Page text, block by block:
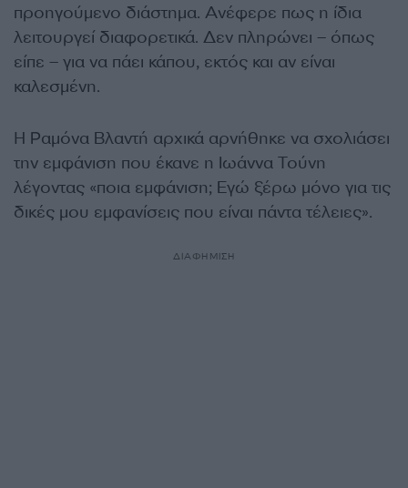
προηγούμενο διάστημα. Ανέφερε πως η ίδια
λειτουργεί διαφορετικά. Δεν πληρώνει – όπως
είπε – για να πάει κάπου, εκτός και αν είναι
καλεσμένη.
Η Ραμόνα Βλαντή αρχικά αρνήθηκε να σχολιάσει
την εμφάνιση που έκανε η Ιωάννα Τούνη
λέγοντας «ποια εμφάνιση; Εγώ ξέρω μόνο για τις
δικές μου εμφανίσεις που είναι πάντα τέλειες».
ΔΙΑΦΗΜΙΣΗ